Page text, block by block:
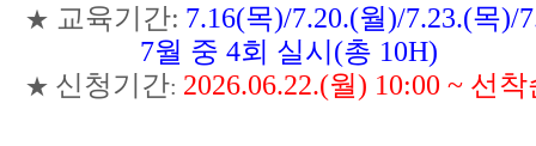
★ 교육기간: 7.16(목)/7.20.(월)/7.23.(목)/
7월 중 4회 실시(총 10H)
★ 신청기간: 2026.06.22.(월) 10:00 ~ 선